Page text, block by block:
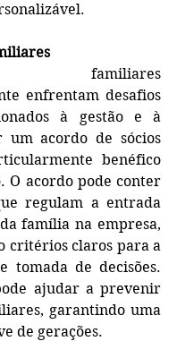
familiares
enfrentam desafios
à gestão e à
um acordo de sócios
benéfico
O acordo pode conter
regulam a entrada
família na empresa,
critérios claros para a
tomada de decisões.
ajudar a prevenir
garantindo uma
de gerações.